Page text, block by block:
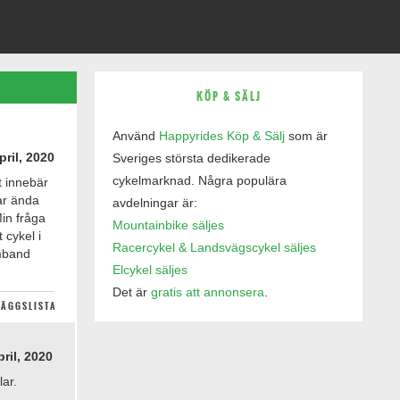
2020
innebär
ända
fråga
cykel i
2020
KÖP & SÄLJ
Använd Happyrides Köp & Sälj som är
Sveriges största dedikerade
cykelmarknad. Några populära
avdelningar är:
Mountainbike säljes
Racercykel & Landsvägscykel säljes
Elcykel säljes
Det är gratis att annonsera